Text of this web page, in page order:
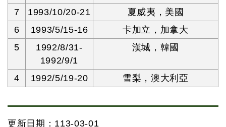
7
1993/10/20-21
夏威夷，美國
6
1993/5/15-16
卡加立，加拿大
5
1992/8/31-
1992/9/1
漢城，韓國
4 1992/5/19-20 雪梨，澳大利亞
更新日期：113-03-01